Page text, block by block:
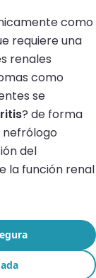
como
requiere una
renales
como
se
? de forma
nefrólogo
del
la función renal